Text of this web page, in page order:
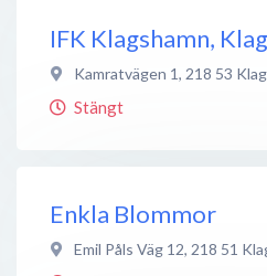
IFK Klagshamn,
Kamratvägen 1, 218 53
Stängt
Enkla Blommor
Emil Påls Väg 12, 218 51